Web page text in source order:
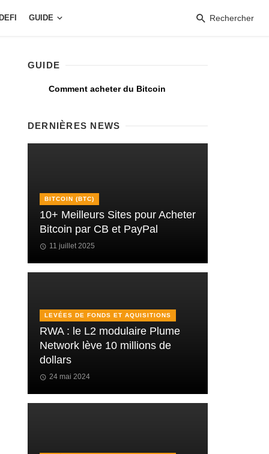
GUIDE Rechercher
GUIDE
Comment acheter du Bitcoin
DERNIÈRES NEWS
BITCOIN (BTC)
10+ Meilleurs Sites pour Acheter
Bitcoin par CB et PayPal
11 juillet 2025
LEVÉES DE FONDS ET AQUISITIONS
RWA : le L2 modulaire Plume
Network lève 10 millions de
dollars
24 mai 2024